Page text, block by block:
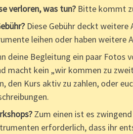
verloren, was tun?Bitte kommt
Diese Gebühr deckt weitere
leihen oder haben weitere
deine Begleitung ein paar Fotos
kein „wir kommen zu
den Kurs aktiv zu zahlen, oder
Zum einen ist es
erforderlich, dass ihr